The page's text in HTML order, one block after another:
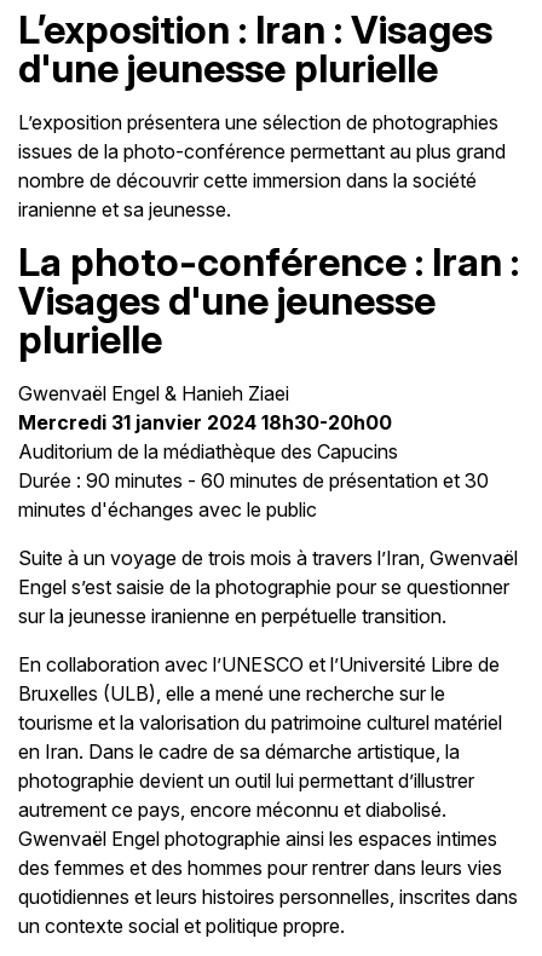
L’exposition : Iran : Visages
d'une jeunesse plurielle
L’exposition présentera une sélection de photographies
issues de la photo-conférence permettant au plus grand
nombre de découvrir cette immersion dans la société
iranienne et sa jeunesse.
La photo-conférence : Iran :
Visages d'une jeunesse
plurielle
Gwenvaël Engel & Hanieh Ziaei
Mercredi 31 janvier 2024 18h30-20h00
Auditorium de la médiathèque des Capucins
Durée : 90 minutes - 60 minutes de présentation et 30
minutes d'échanges avec le public
Suite à un voyage de trois mois à travers l’Iran, Gwenvaël
Engel s’est saisie de la photographie pour se questionner
sur la jeunesse iranienne en perpétuelle transition.
En collaboration avec l’UNESCO et l’Université Libre de
Bruxelles (ULB), elle a mené une recherche sur le
tourisme et la valorisation du patrimoine culturel matériel
en Iran. Dans le cadre de sa démarche artistique, la
photographie devient un outil lui permettant d’illustrer
autrement ce pays, encore méconnu et diabolisé.
Gwenvaël Engel photographie ainsi les espaces intimes
des femmes et des hommes pour rentrer dans leurs vies
quotidiennes et leurs histoires personnelles, inscrites dans
un contexte social et politique propre.